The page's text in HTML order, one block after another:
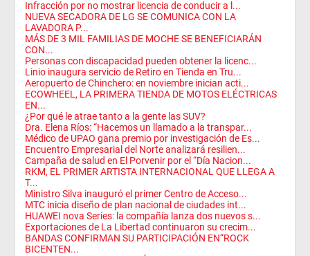
Infracción por no mostrar licencia de conducir a l...
NUEVA SECADORA DE LG SE COMUNICA CON LA
LAVADORA P...
MÁS DE 3 MIL FAMILIAS DE MOCHE SE BENEFICIARÁN
CON...
Personas con discapacidad pueden obtener la licenc...
Linio inaugura servicio de Retiro en Tienda en Tru...
Aeropuerto de Chinchero: en noviembre inician acti...
ECOWHEEL, LA PRIMERA TIENDA DE MOTOS ELÉCTRICAS
EN...
¿Por qué le atrae tanto a la gente las SUV?
Dra. Elena Ríos: “Hacemos un llamado a la transpar...
Médico de UPAO gana premio por investigación de Es...
Encuentro Empresarial del Norte analizará resilien...
Campaña de salud en El Porvenir por el “Día Nacion...
RKM, EL PRIMER ARTISTA INTERNACIONAL QUE LLEGA A
T...
Ministro Silva inauguró el primer Centro de Acceso...
MTC inicia diseño de plan nacional de ciudades int...
HUAWEI nova Series: la compañía lanza dos nuevos s...
Exportaciones de La Libertad continuaron su crecim...
BANDAS CONFIRMAN SU PARTICIPACIÓN EN“ROCK
BICENTEN...